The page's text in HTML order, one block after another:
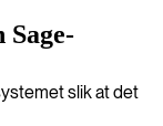
Sage-
slik at det